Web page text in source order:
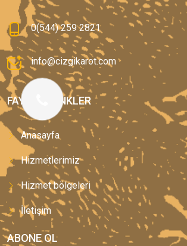
0(544) 259 2821
info@cizgikarot.com
FAYDALI LINKLER
Anasayfa
Hizmetlerimiz
Hizmet bölgeleri
İletişim
ABONE OL